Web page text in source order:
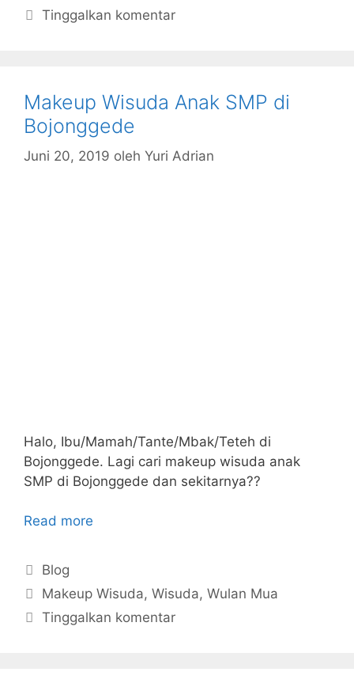
Tinggalkan komentar
Makeup Wisuda Anak SMP di
Bojonggede
Juni 20, 2019 oleh Yuri Adrian
Halo, Ibu/Mamah/Tante/Mbak/Teteh di
Bojonggede. Lagi cari makeup wisuda anak
SMP di Bojonggede dan sekitarnya??
Read more
Kategori
Blog
Tag
Makeup Wisuda,Wisuda,Wulan Mua
Tinggalkan komentar